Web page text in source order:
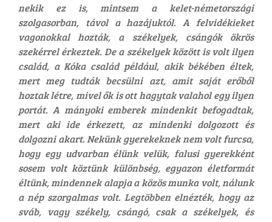
nekik ez is, mintsem a kelet-németországi
szolgasorban, távol a hazájuktól. A felvidékieket
vagonokkal hozták, a székelyek, csángók ökrös
szekérrel érkeztek. De a székelyek között is volt ilyen
család, a Kóka család például, akik békében éltek,
mert meg tudták becsülni azt, amit saját erőből
hoztak létre, mivel ők is ott hagytak valahol egy ilyen
portát. A mányoki emberek mindenkit befogadtak,
mert aki ide érkezett, az mindenki dolgozott és
dolgozni akart. Nekünk gyerekeknek nem volt furcsa,
hogy egy udvarban élünk velük, falusi gyerekként
sosem volt köztünk különbség, egyazon életformát
éltünk, mindennek alapja a közös munka volt, nálunk
a nép szorgalmas volt. Legtöbben elnézték, hogy az
sváb, vagy székely, csángó, csak a székelyek, és